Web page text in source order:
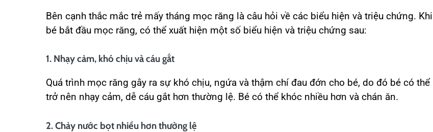
Bên cạnh thắc mắc trẻ mấy tháng mọc răng là câu hỏi về các biểu hiện và triệu chứng. Khi
bé bắt đầu mọc răng, có thể xuất hiện một số biểu hiện và triệu chứng sau:
1. Nhạy cảm, khó chịu và cáu gắt
Quá trình mọc răng gây ra sự khó chịu, ngứa và thậm chí đau đớn cho bé, do đó bé có thể
trở nên nhạy cảm, dễ cáu gắt hơn thường lệ. Bé có thể khóc nhiều hơn và chán ăn.
2. Chảy nước bọt nhiều hơn thường lệ